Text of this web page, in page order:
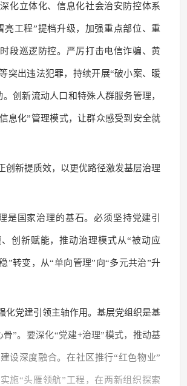
化立体化、信息化社会治安防控体系
亮工程”提档升级，加强重点部位、重
段巡逻防控。严厉打击电信诈骗、黄
突出违法犯罪，持续开展“破小案、暖
。创新流动人口和特殊人群服务管理，
息化”管理模式，让群众感受到安全就
创新提质效，以更优路径激发基层治理
是国家治理的基石。必须坚持党建引
创新赋能，推动治理模式从“被动应
”转变，从“单向管理”向“多元共治”升
化党建引领主轴作用。基层党组织是基
骨”。要深化“党建+治理”模式，推动基
设深度融合。在社区推行“红色物业”
施“头雁领航”工程，在两新组织探索